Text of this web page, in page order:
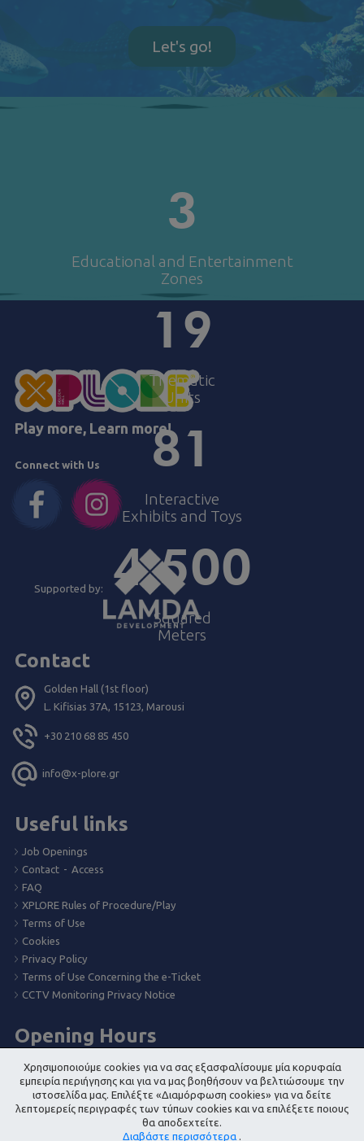
Let's go!
3
Educational and Entertainment
Zones
19
Thematic
Units
81
Interactive
Exhibits and Toys
4.500
Squared
Meters
Play more, Learn more!
Connect with Us
Supported by:
Contact
Golden Hall (1st floor)
L. Kifisias 37Α, 15123, Marousi
+30 210 68 85 450
info@x-plore.gr
Useful links
Job Openings
Contact - Access
FAQ
XPLORE Rules of Procedure/Play
Terms of Use
Cookies
Privacy Policy
Terms of Use Concerning the e-Ticket
CCTV Monitoring Privacy Notice
Opening Hours
All Zones:
Monday – Saturday: 10:00 – 21:00
Sunday: 11:00 – 19:00
Χρησιμοποιούμε cookies για να σας εξασφαλίσουμε μία κορυφαία
εμπειρία περιήγησης και για να μας βοηθήσουν να βελτιώσουμε την
ιστοσελίδα μας. Επιλέξτε «Διαμόρφωση cookies» για να δείτε
λεπτομερείς περιγραφές των τύπων cookies και να επιλέξετε ποιους
θα αποδεχτείτε.
Διαβάστε περισσότερα